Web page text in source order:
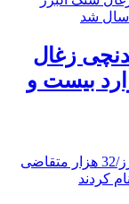
۲۰ معدنچی زغال
بیست و